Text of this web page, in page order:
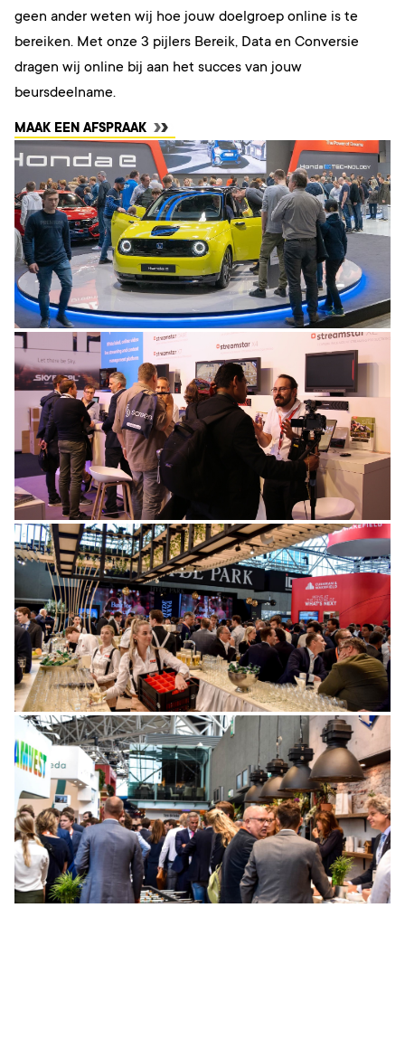
geen ander weten wij hoe jouw doelgroep online is te
bereiken. Met onze 3 pijlers Bereik, Data en Conversie
dragen wij online bij aan het succes van jouw
beursdeelname.
MAAK EEN AFSPRAAK